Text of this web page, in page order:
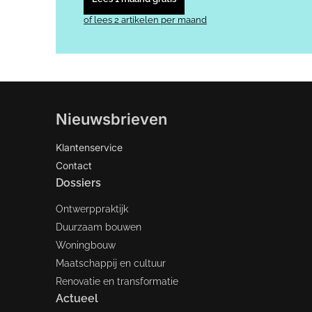
of lees 2 artikelen per maand
Nieuwsbrieven
Klantenservice
Contact
Dossiers
Ontwerppraktijk
Duurzaam bouwen
Woningbouw
Maatschappij en cultuur
Renovatie en transformatie
Actueel